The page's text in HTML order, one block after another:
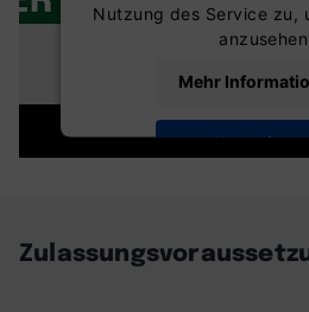
Nutzung des Service zu,
anzusehen.
Mehr
Akzeptieren